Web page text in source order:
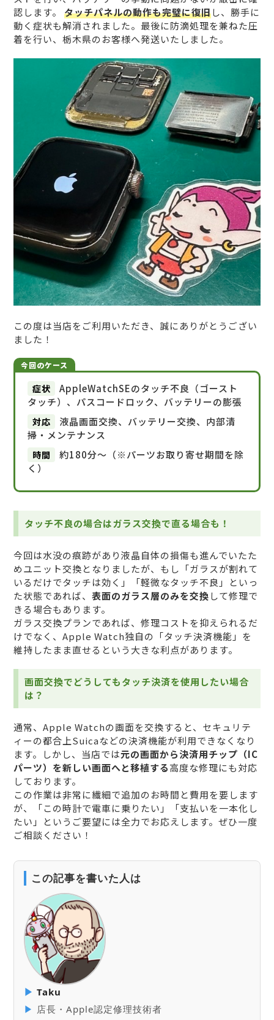
認します。タッチパネルの動作も完璧に復旧し、勝手に
動く症状も解消されました。最後に防滴処理を兼ねた圧
着を行い、栃木県のお客様へ発送いたしました。
この度は当店をご利用いただき、誠にありがとうござい
ました！
今回のケース
症状
AppleWatchSEのタッチ不良（ゴースト
タッチ）、パスコードロック、バッテリーの膨張
対応
液晶画面交換、バッテリー交換、内部清
掃・メンテナンス
時間
約180分〜（※パーツお取り寄せ期間を除
く）
タッチ不良の場合はガラス交換で直る場合も！
今回は水没の痕跡があり液晶自体の損傷も進んでいたた
めユニット交換となりましたが、もし「ガラスが割れて
いるだけでタッチは効く」「軽微なタッチ不良」といっ
た状態であれば、表面のガラス層のみを交換して修理で
きる場合もあります。
ガラス交換プランであれば、修理コストを抑えられるだ
けでなく、Apple Watch独自の「タッチ決済機能」を
維持したまま直せるという大きな利点があります。
画面交換でどうしてもタッチ決済を使用したい場合
は？
通常、Apple Watchの画面を交換すると、セキュリテ
ィーの都合上Suicaなどの決済機能が利用できなくなり
ます。しかし、当店では元の画面から決済用チップ（IC
パーツ）を新しい画面へと移植する高度な修理にも対応
しております。
この作業は非常に繊細で追加のお時間と費用を要します
が、「この時計で電車に乗りたい」「支払いを一本化し
たい」というご要望には全力でお応えします。ぜひ一度
ご相談ください！
この記事を書いた人は
▶ Taku
▶ 店長・Apple認定修理技術者